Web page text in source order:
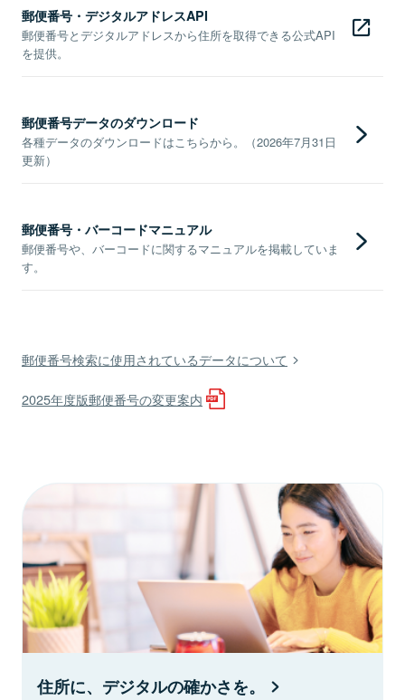
郵便番号・デジタルアドレスAPI
郵便番号とデジタルアドレスから住所を取得できる公式API
を提供。
郵便番号データのダウンロード
各種データのダウンロードはこちらから。（2026年7月31日
更新）
郵便番号・バーコードマニュアル
郵便番号や、バーコードに関するマニュアルを掲載していま
す。
郵便番号検索に使用されているデータについて
2025年度版郵便番号の変更案内
住所に、デジタルの確かさを。